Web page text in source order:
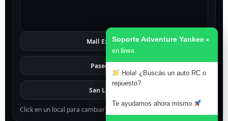
Mall Excelsior Ver
Paseo 1811
San Lorenzo
Click en un local para cambiar el mapa.
Soporte Adventure Yankee
Hola! ¿Buscás un auto RC o
repuesto?
Te ayudamos ahora mismo